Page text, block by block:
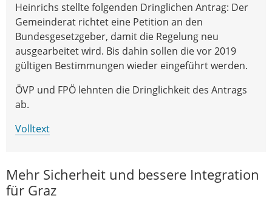
Heinrichs stellte folgenden Dringlichen Antrag: Der
Gemeinderat richtet eine Petition an den
Bundesgesetzgeber, damit die Regelung neu
ausgearbeitet wird. Bis dahin sollen die vor 2019
gültigen Bestimmungen wieder eingeführt werden.
ÖVP und FPÖ lehnten die Dringlichkeit des Antrags
ab.
Volltext
Mehr Sicherheit und bessere Integration
für Graz